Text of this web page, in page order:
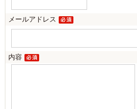
メールアドレス
内容